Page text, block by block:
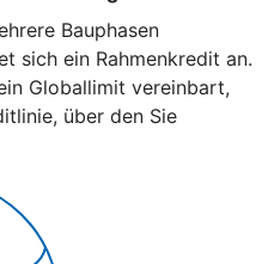
Bauphasen
sich ein Rahmenkredit an.
Globallimit vereinbart,
über den Sie